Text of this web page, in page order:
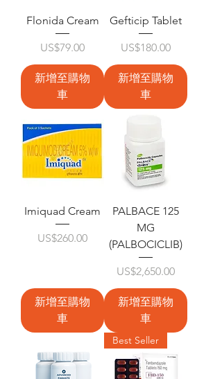
Flonida Cream
價格
US$79.00
新增至購物
車
Gefticip Tablet
價格
US$180.00
新增至購物
車
Imiquad Cream
價格
US$260.00
新增至購物
車
PALBACE 125
MG
(PALBOCICLIB)
價格
US$2,650.00
新增至購物
車
Best Seller